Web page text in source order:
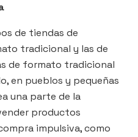
de tiendas de
tradicional y las de
de formato tradicional
en pueblos y pequeñas
una parte de la
productos
impulsiva, como